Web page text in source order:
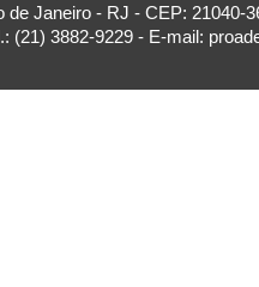
de Janeiro - RJ - CEP: 21040-
(21) 3882-9229 - E-mail: